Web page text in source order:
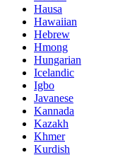
Hausa
Hawaiian
Hebrew
Hmong
Hungarian
Icelandic
Igbo
Javanese
Kannada
Kazakh
Khmer
Kurdish